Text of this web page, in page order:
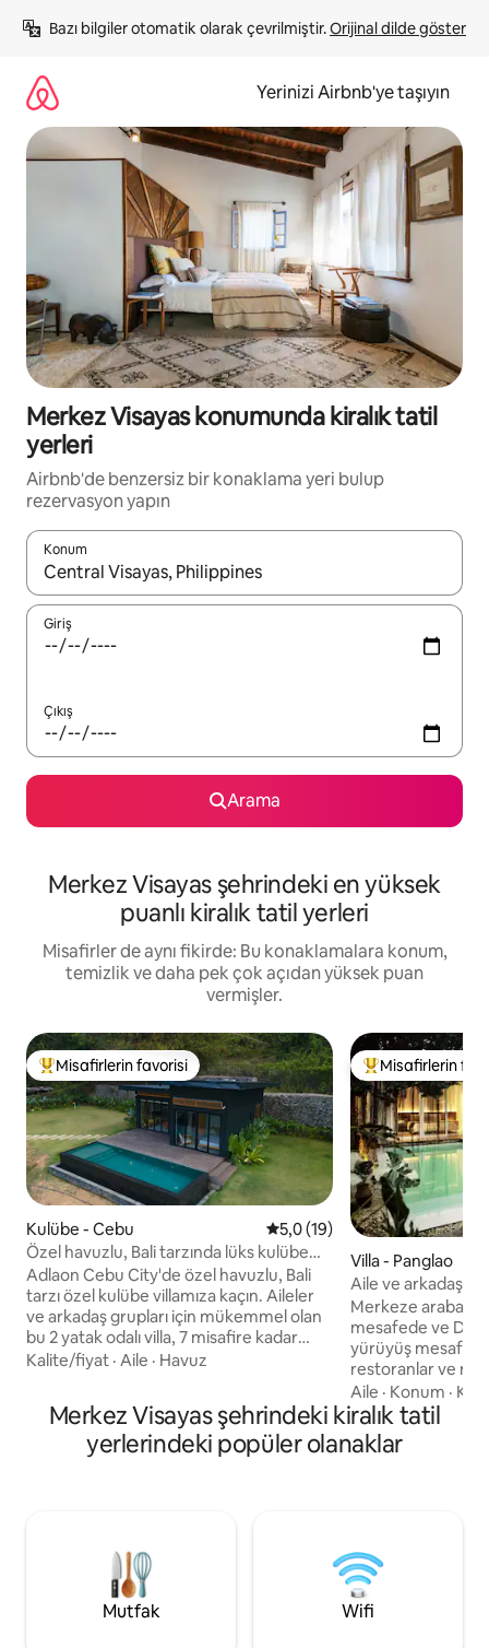
atla
Bazı bilgiler otomatik olarak çevrilmiştir. Orijinal dilde göster
Yerinizi Airbnb'ye taşıyın
Merkez Visayas konumunda kiralık tatil
yerleri
Airbnb'de benzersiz bir konaklama yeri bulup
rezervasyon yapın
Konum
Sonuçlar kullanılabilir olduğunda yukarı ve aşağı oklarıyla
Giriş
Çıkış
Arama
Merkez Visayas şehrindeki en yüksek
puanlı kiralık tatil yerleri
Misafirler de aynı fikirde: Bu konaklamalara konum,
temizlik ve daha pek çok açıdan yüksek puan
vermişler.
Misafirlerin favorilerinden en beğenilenler arasında
Misafirlerin favorisi
Kulübe - Cebu 5 üzerinden ortalama 5,0
5,0 (19)
Özel havuzlu, Bali tarzında lüks kulübe
villası
Adlaon Cebu City'de özel havuzlu, Bali
tarzı özel kulübe villamıza kaçın. Aileler
ve arkadaş grupları için mükemmel olan
bu 2 yatak odalı villa, 7 misafire kadar
ağırlayabilir (ücret karşılığında en fazla 10
arıtılmış su ile dinlendirici bir doğa
dinlenmesinin keyfini çıkarın. Şehre
sadece birkaç dakika mesafede huzurlu
# Ev içinde kesinlikle sigara içilmez
Kalite/fiyat · Aile · Havuz
Misafirlerin
Misafirlerin
Villa - Panglao
Aile ve arkadaşlar
Starlink + güneş
Merkeze arabayla
mesafede ve
yürüyüş
restoranlar ve
stratejik bir
inziva yeri olan
geldiniz. Çiftler için özel kaçamaklar veya
aile ve
olanaklar bulunmaktadır.
çevrili, konfor ve
mükemmel bir
Aile · Konum ·
Merkez Visayas şehrindeki kiralık tatil
yerlerindeki popüler olanaklar
Mutfak Wifi